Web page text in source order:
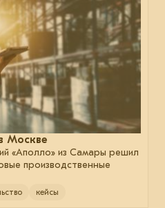
Москве
«Аполло» из Самары решил
производственные
кейсы